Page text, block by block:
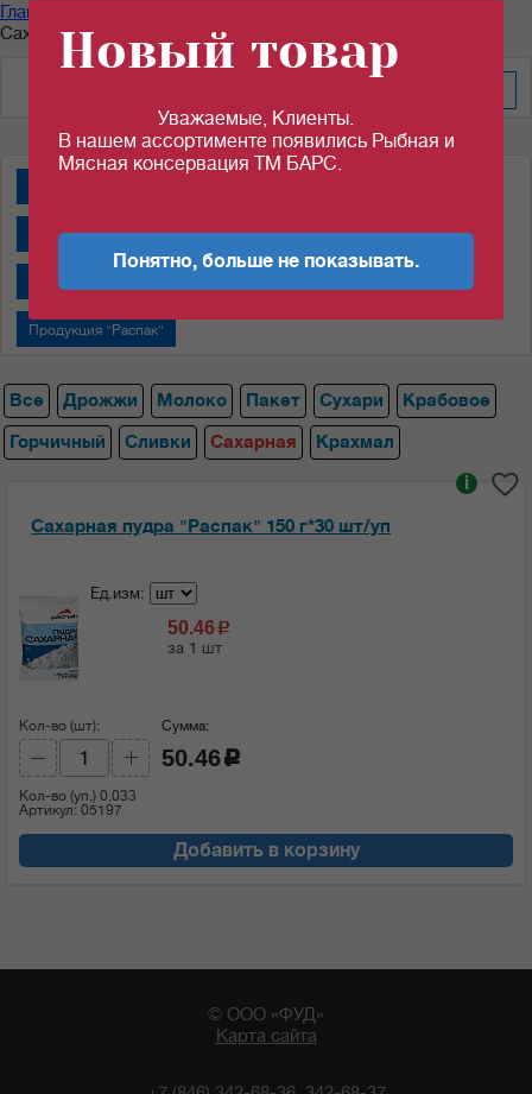
Главная
Сахарная пудра
Молоко сгущенное "Алексеевское"
Молоко сгущенное "Назаровский МКК"
Продукция "Распак"
Все Дрожжи Молоко Пакет Сухари
Крабовое
Горчичный
Сливки Сахарная Крахмал
Сахарная пудра "Распак" 150 г*30 шт/уп
i
Ед.изм:
50.46 c
за 1 шт
Кол-во (шт):
Кол-во (уп.) 0.033
Артикул: 05197
Сумма:
50.46 c
Добавить в корзину
© ООО «ФУД»
Карта сайта
Новый товар
Уважаемые, Клиенты.
В нашем ассортименте появились Рыбная и
Мясная консервация ТМ БАРС.
Понятно, больше не показывать.